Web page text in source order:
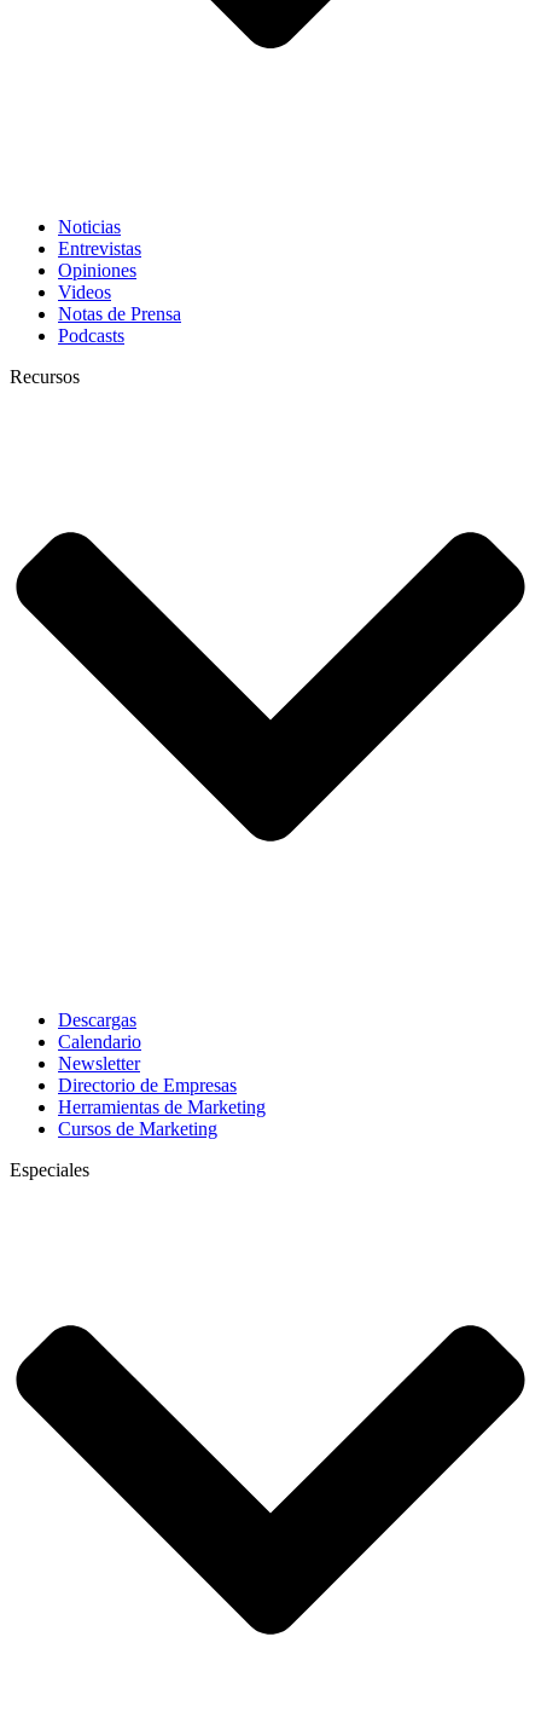
Noticias
Entrevistas
Opiniones
Videos
Notas de Prensa
Podcasts
Recursos
Descargas
Calendario
Newsletter
Directorio de Empresas
Herramientas de Marketing
Cursos de Marketing
Especiales